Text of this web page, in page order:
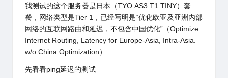
我测试的这个服务器是日本（TYO.AS3.T1.TINY）套
餐，网络类型是Tier 1，已经写明是“优化欧亚及亚洲内部
网络的互联网路由和延迟，不包含中国优化”（Optimize
Internet Routing, Latency for Europe-Asia, Intra-Asia.
w/o China Optimization ）
先看看ping延迟的测试